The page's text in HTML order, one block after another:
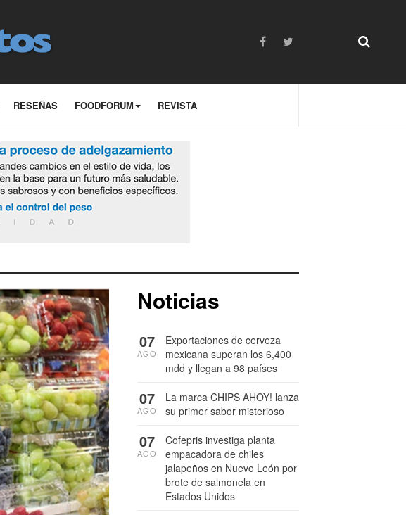
RESEÑAS FOODFORUM REVISTA
Noticias
Exportaciones de cerveza
mexicana superan los 6,400
mdd y llegan a 98 países
07
AGO
La marca CHIPS AHOY! lanza
su primer sabor misterioso
07
AGO
Cofepris investiga planta
empacadora de chiles
jalapeños en Nuevo León por
brote de salmonela en
Estados Unidos
07
AGO